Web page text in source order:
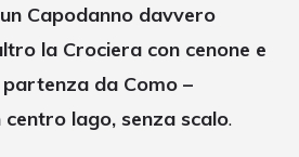
Capodanno davvero
la Crociera con cenone e
da Como –
lago, senza scalo.